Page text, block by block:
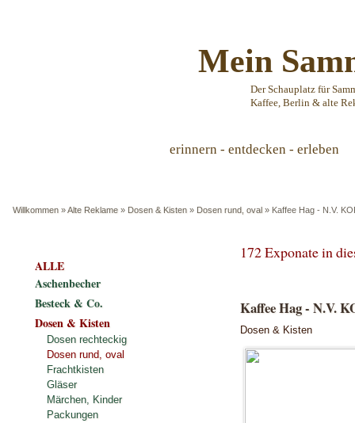
Mein
Der Schauplatz für
Kaffee, Berlin & alte
erinnern - entdecken - erleben
Willkommen »Alte Reklame » Dosen & Kisten » Dosen rund, oval » Kaffee Hag - N.V.
172 Exponate in
Kaffee Hag - N.V.
Dosen & Kisten
ALLE
Aschenbecher
Besteck & Co.
Dosen & Kisten
Dosen rechteckig
Dosen rund, oval
Frachtkisten
Gläser
Märchen, Kinder
Packungen